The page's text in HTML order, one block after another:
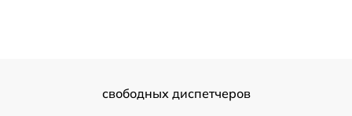
свободных диспетчеров